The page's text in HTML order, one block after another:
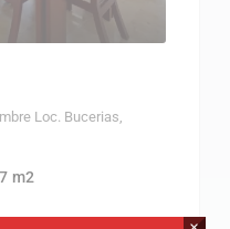
Loc. Bucerias,
m2